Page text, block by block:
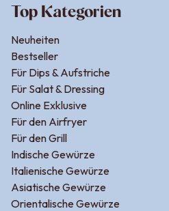
Top Kategorien
Neuheiten
Bestseller
Für Dips & Aufstriche
Für Salat & Dressing
Online Exklusive
Für den Airfryer
Für den Grill
Indische Gewürze
Italienische Gewürze
Asiatische Gewürze
Orientalische Gewürze